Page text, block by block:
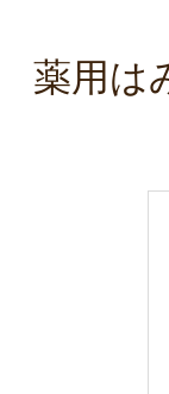
薬用は